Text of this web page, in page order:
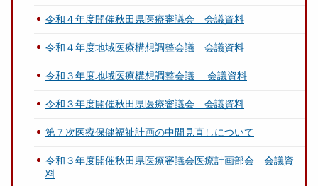
令和４年度開催秋田県医療審議会 会議資料
令和４年度地域医療構想調整会議 会議資料
令和３年度地域医療構想調整会議 会議資料
令和３年度開催秋田県医療審議会 会議資料
第７次医療保健福祉計画の中間見直しについて
令和３年度開催秋田県医療審議会医療計画部会 会議資
料